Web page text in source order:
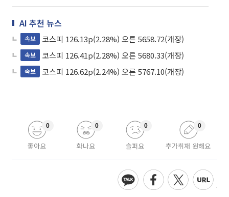
AI 추천 뉴스
속보 코스피 126.13p(2.28%) 오른 5658.72(개장)
속보 코스피 126.41p(2.28%) 오른 5680.33(개장)
속보 코스피 126.62p(2.24%) 오른 5767.10(개장)
좋아요
0
화나요
0
슬퍼요
0
추가취재 원해요
0